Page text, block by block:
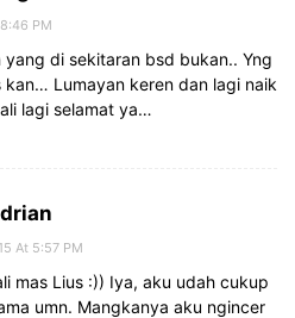
PM
yang di sekitaran bsd bukan.. Yng
kan… Lumayan keren dan lagi naik
lagi selamat ya…
At 5:57 PM
mas Lius :)) Iya, aku udah cukup
umn. Mangkanya aku ngincer